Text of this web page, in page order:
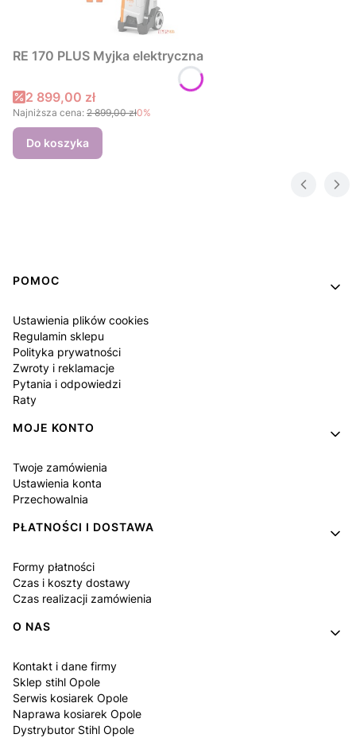
RE 170 PLUS Myjka elektryczna
Cena promocyjna
2 899,00 zł
Najniższa cena: 2 899,00 zł0%
Do koszyka
Linki w stopce
POMOC
Ustawienia plików cookies
Regulamin sklepu
Polityka prywatności
Zwroty i reklamacje
Pytania i odpowiedzi
Raty
MOJE KONTO
Twoje zamówienia
Ustawienia konta
Przechowalnia
PŁATNOŚCI I DOSTAWA
Formy płatności
Czas i koszty dostawy
Czas realizacji zamówienia
O NAS
Kontakt i dane firmy
Sklep stihl Opole
Serwis kosiarek Opole
Naprawa kosiarek Opole
Dystrybutor Stihl Opole